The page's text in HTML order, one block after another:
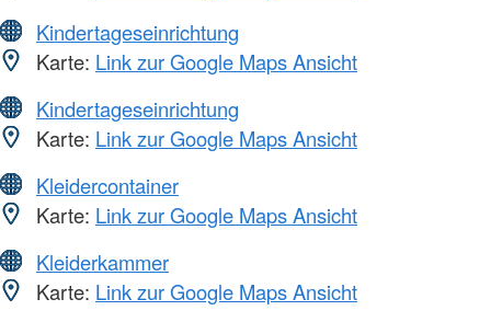
Kindertageseinrichtung
Karte: Link zur Google Maps Ansicht
Kindertageseinrichtung
Karte: Link zur Google Maps Ansicht
Kleidercontainer
Karte: Link zur Google Maps Ansicht
Kleiderkammer
Karte: Link zur Google Maps Ansicht